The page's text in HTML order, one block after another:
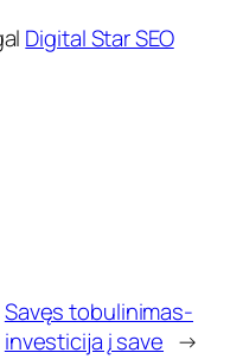
Digital Star SEO
Savęs tobulinimas-
investicija į save →